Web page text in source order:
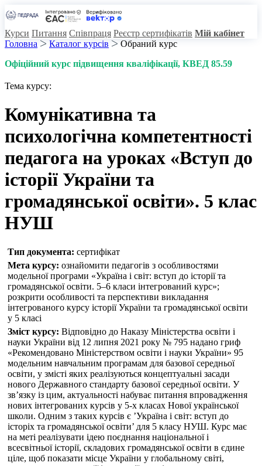
Курси Питання Співпраця Реєстр сертифікатів Мій кабінет
Головна
Каталог курсів
Обраний курс
Офіційний курс підвищення кваліфікації, КВЕД 85.59
Тема курсу:
Комунікативна та
психологічна компетентності
педагога на уроках «Вступ до
історії України та
громадянської освіти». 5 клас
НУШ
Тип документа: сертифікат
Мета курсу: ознайомити педагогів з особливостями
модельної програми «Україна і світ: вступ до історії та
громадянської освіти. 5–6 класи інтегрований курс»;
розкрити особливості та перспективи викладання
інтегрованого курсу історії України та громадянської освіти
у 5 класі
Зміст курсу: Відповідно до Наказу Міністерства освіти і
науки України від 12 липня 2021 року № 795 надано гриф
«Рекомендовано Міністерством освіти і науки України» 95
модельним навчальним програмам для базової середньої
освіти, у змісті яких реалізуються концептуальні засади
нового Державного стандарту базової середньої освіти. У
зв’язку із цим, актуальності набуває питання впровадження
нових інтегрованих курсів у 5-х класах Нової української
школи. Одним з таких курсів є ’Україна і світ: вступ до
історіх та громадянської освіти’ для 5 класу НУШ. Курс має
на меті реалізувати ідею поєднання національної і
всесвітньої історії, складових громадянської освіти в єдине
ціле, щоб показати місце України у глобальному світі,